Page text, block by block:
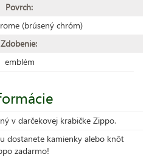
Povrch:
(brúsený chróm)
Zdobenie:
emblém
v darčekovej krabičke Zippo.
dostanete kamienky alebo knôt
zadarmo!